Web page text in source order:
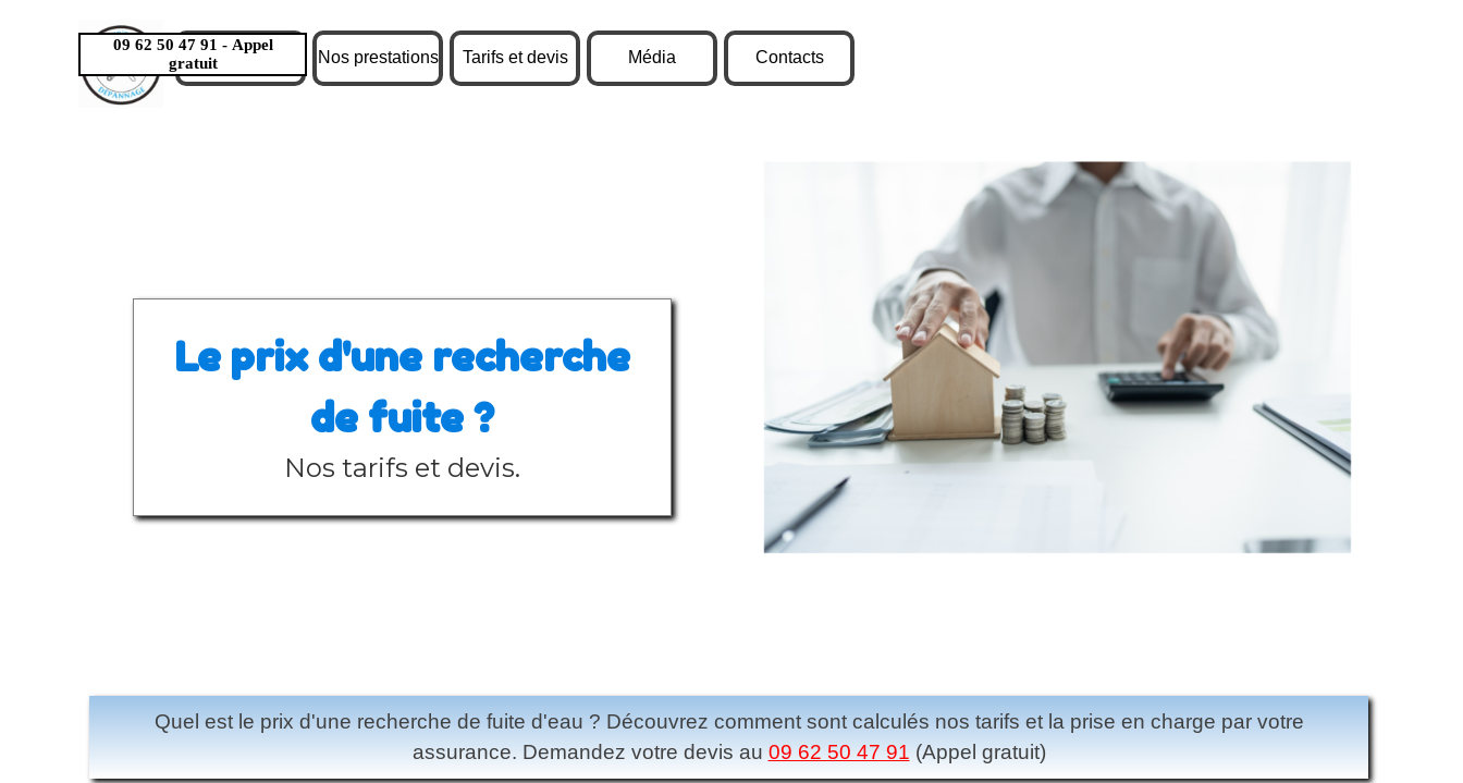
Sauter le menu
Page d'accueil Nos prestations ▼
Tarifs et devis Média Contacts
09 62 50 47 91 - Appel
gratuit
Le prix d'une recherche
de fuite ?
Nos tarifs et devis.
Quel est le prix d'une recherche de fuite d'eau ? Découvrez comment sont calculés nos tarifs et la prise en charge par votre
assurance. Demandez votre devis au 09 62 50 47 91 (Appel gratuit)